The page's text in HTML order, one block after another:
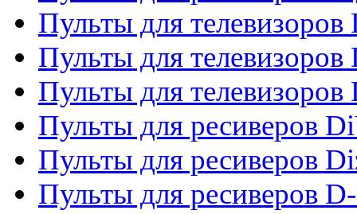
Пульты для
Пульты для
Пульты для телевизоров
Пульты для ресиверов
Пульты для ресиверов
Пульты для ресиверов